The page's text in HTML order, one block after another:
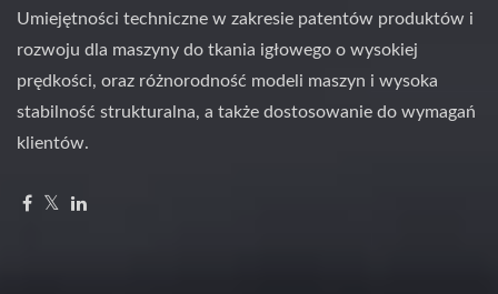
Umiejętności techniczne w zakresie patentów produktów i
rozwoju dla maszyny do tkania igłowego o wysokiej
prędkości, oraz różnorodność modeli maszyn i wysoka
stabilność strukturalna, a także dostosowanie do wymagań
klientów.